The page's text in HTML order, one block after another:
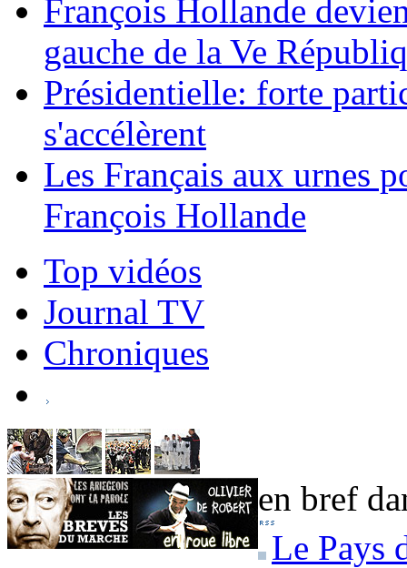
François Hollande
gauche de la Ve
Présidentielle: forte
s'accélèrent
Les Français aux urnes
François Hollande
Top vidéos
Journal TV
Chroniques
en bref
Le Pays